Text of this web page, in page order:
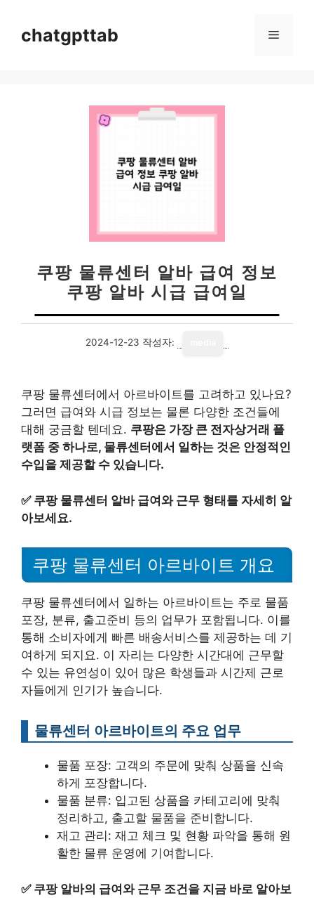
chatgpttab 메
쿠팡 물류센터 알바 급여 정보
쿠팡 알바 시급 급여일
2024-12-23 작성자:
쿠팡 물류센터에서 아르바이트를 고려하고 있나요?
그러면 급여와 시급 정보는 물론 다양한 조건들에
대해 궁금할 텐데요. 쿠팡은 가장 큰 전자상거래 플
랫폼 중 하나로, 물류센터에서 일하는 것은 안정적인
수입을 제공할 수 있습니다.
✅ 쿠팡 물류센터 알바 급여와 근무 형태를 자세히 알
아보세요.
쿠팡 물류센터 아르바이트 개요
쿠팡 물류센터에서 일하는 아르바이트는 주로 물품
포장, 분류, 출고준비 등의 업무가 포함됩니다. 이를
통해 소비자에게 빠른 배송서비스를 제공하는 데 기
여하게 되지요. 이 자리는 다양한 시간대에 근무할
수 있는 유연성이 있어 많은 학생들과 시간제 근로
자들에게 인기가 높습니다.
물류센터 아르바이트의 주요 업무
물품 포장: 고객의 주문에 맞춰 상품을 신속
하게 포장합니다.
물품 분류: 입고된 상품을 카테고리에 맞춰
정리하고, 출고할 물품을 준비합니다.
재고 관리: 재고 체크 및 현황 파악을 통해 원
활한 물류 운영에 기여합니다.
✅ 쿠팡 알바의 급여와 근무 조건을 지금 바로 알아보